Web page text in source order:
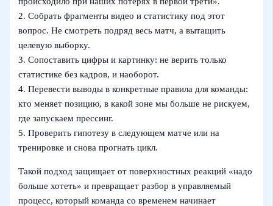
2. Собрать фрагменты видео и статистику под этот
вопрос. Не смотреть подряд весь матч, а вытащить
целевую выборку.
3. Сопоставить цифры и картинку: не верить только
статистике без кадров, и наоборот.
4. Перевести выводы в конкретные правила для команды:
кто меняет позицию, в какой зоне мы больше не рискуем,
где запускаем прессинг.
5. Проверить гипотезу в следующем матче или на
тренировке и снова прогнать цикл.
Такой подход защищает от поверхностных реакций «надо
больше хотеть» и превращает разбор в управляемый
процесс, который команда со временем начинает